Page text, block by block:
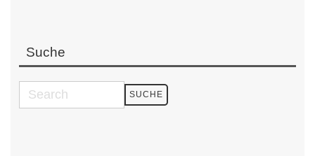
Suche